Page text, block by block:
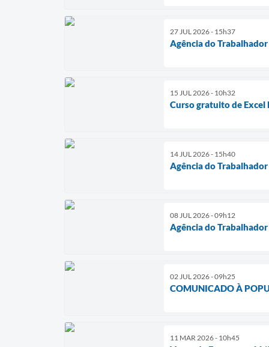
27 JUL 2026 - 15h37
Agência do
15 JUL 2026 - 10h32
Curso gratuito de Excel
14 JUL 2026 - 15h40
Agência do
08 JUL 2026 - 09h12
Agência do
02 JUL 2026 - 09h25
COMUNICADO À
11 MAR 2026 - 10h45